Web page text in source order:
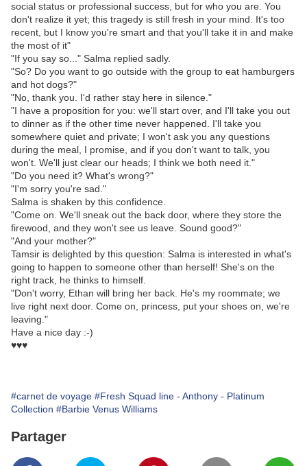
social status or professional success, but for who you are. You
don't realize it yet; this tragedy is still fresh in your mind. It's too
recent, but I know you're smart and that you'll take it in and make
the most of it"
"If you say so..." Salma replied sadly.
"So? Do you want to go outside with the group to eat hamburgers
and hot dogs?"
"No, thank you. I'd rather stay here in silence."
"I have a proposition for you: we'll start over, and I'll take you out
to dinner as if the other time never happened. I'll take you
somewhere quiet and private; I won't ask you any questions
during the meal, I promise, and if you don't want to talk, you
won't. We'll just clear our heads; I think we both need it."
"Do you need it? What's wrong?"
"I'm sorry you're sad."
Salma is shaken by this confidence.
"Come on. We'll sneak out the back door, where they store the
firewood, and they won't see us leave. Sound good?"
"And your mother?"
Tamsir is delighted by this question: Salma is interested in what's
going to happen to someone other than herself! She's on the
right track, he thinks to himself.
"Don't worry, Ethan will bring her back. He's my roommate; we
live right next door. Come on, princess, put your shoes on, we're
leaving."
Have a nice day :-)
♥♥♥
#carnet de voyage #Fresh Squad line - Anthony - Platinum
Collection #Barbie Venus Williams
Partager